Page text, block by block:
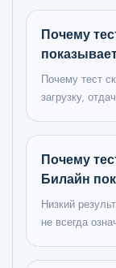
Почему
Почему тест
загрузку,
Почему
Билайн
Низкий
не всегда